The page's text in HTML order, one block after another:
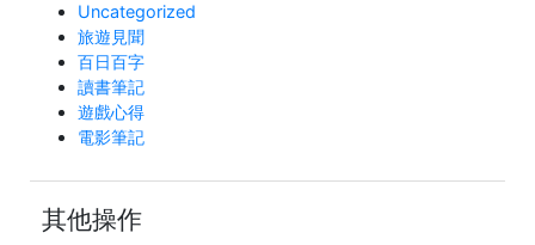
Uncategorized
旅遊見聞
百日百字
讀書筆記
遊戲心得
電影筆記
其他操作